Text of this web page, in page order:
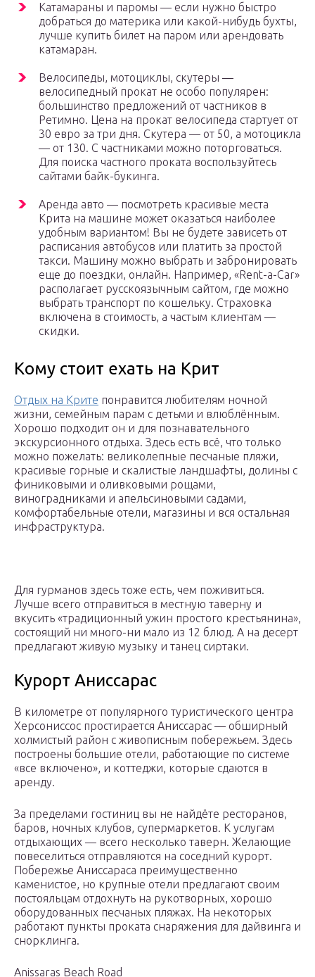
Катамараны и паромы — если нужно быстро
добраться до материка или какой-нибудь бухты,
лучше купить билет на паром или арендовать
катамаран.
Велосипеды, мотоциклы, скутеры —
велосипедный прокат не особо популярен:
большинство предложений от частников в
Ретимно. Цена на прокат велосипеда стартует от
30 евро за три дня. Скутера — от 50, а мотоцикла
— от 130. С частниками можно поторговаться.
Для поиска частного проката воспользуйтесь
сайтами байк-букинга.
Аренда авто — посмотреть красивые места
Крита на машине может оказаться наиболее
удобным вариантом! Вы не будете зависеть от
расписания автобусов или платить за простой
такси. Машину можно выбрать и забронировать
еще до поездки, онлайн. Например, «Rent-a-Car»
располагает русскоязычным сайтом, где можно
выбрать транспорт по кошельку. Страховка
включена в стоимость, а частым клиентам —
скидки.
Кому стоит ехать на Крит
Отдых на Крите понравится любителям ночной
жизни, семейным парам с детьми и влюблённым.
Хорошо подходит он и для познавательного
экскурсионного отдыха. Здесь есть всё, что только
можно пожелать: великолепные песчаные пляжи,
красивые горные и скалистые ландшафты, долины с
финиковыми и оливковыми рощами,
виноградниками и апельсиновыми садами,
комфортабельные отели, магазины и вся остальная
инфраструктура.
Для гурманов здесь тоже есть, чем поживиться.
Лучше всего отправиться в местную таверну и
вкусить «традиционный ужин простого крестьянина»,
состоящий ни много-ни мало из 12 блюд. А на десерт
предлагают живую музыку и танец сиртаки.
Курорт Аниссарас
В километре от популярного туристического центра
Херсониссос простирается Аниссарас — обширный
холмистый район с живописным побережьем. Здесь
построены большие отели, работающие по системе
«все включено», и коттеджи, которые сдаются в
аренду.
За пределами гостиниц вы не найдёте ресторанов,
баров, ночных клубов, супермаркетов. К услугам
отдыхающих — всего несколько таверн. Желающие
повеселиться отправляются на соседний курорт.
Побережье Аниссараса преимущественно
каменистое, но крупные отели предлагают своим
постояльцам отдохнуть на рукотворных, хорошо
оборудованных песчаных пляжах. На некоторых
работают пункты проката снаряжения для дайвинга и
снорклинга.
Anissaras Beach Road